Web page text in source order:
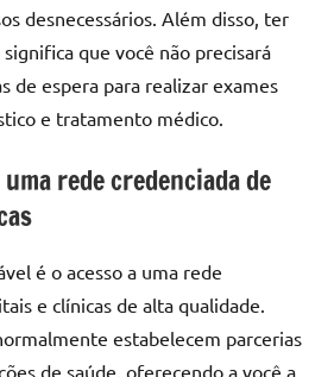
desnecessários. Além disso, ter
que você não precisará
de espera para realizar exames
e tratamento médico.
rede credenciada de
é o acesso a uma rede
e clínicas de alta qualidade.
estabelecem parcerias
de saúde, oferecendo a você a